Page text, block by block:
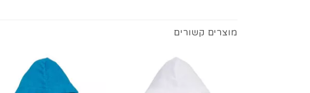
מוצרים קשורים